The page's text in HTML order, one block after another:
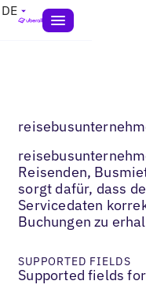
DE
Reisenden,
sorgt dafür, dass
Servicedaten
Buchungen zu
SUPPORTED FIELDS
Supported fields